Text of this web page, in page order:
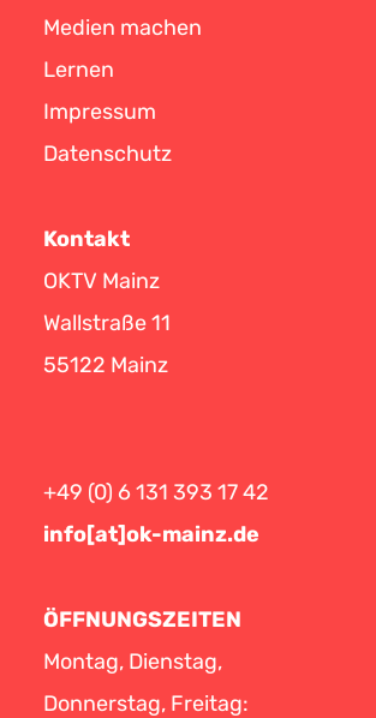
Medien machen
Lernen
Impressum
Datenschutz
Kontakt
OKTV Mainz
Wallstraße 11
55122 Mainz
+49 (0) 6 131 393 17 42
info[at]ok-mainz.de
ÖFFNUNGSZEITEN
Montag, Dienstag,
Donnerstag, Freitag: